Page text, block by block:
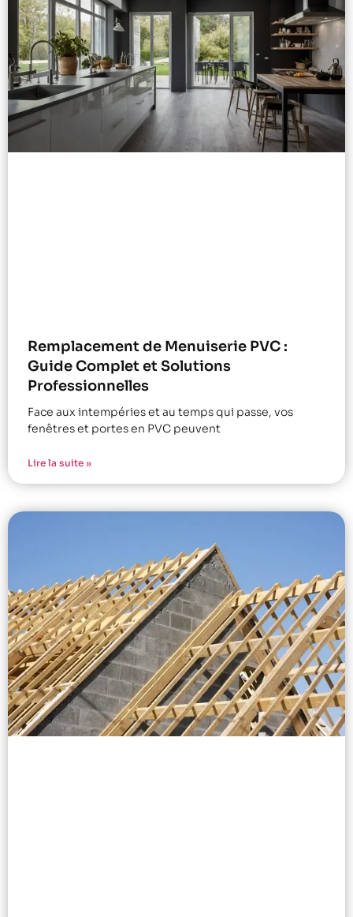
Remplacement de Menuiserie PVC :
Guide Complet et Solutions
Professionnelles
Face aux intempéries et au temps qui passe, vos
fenêtres et portes en PVC peuvent
Lire la suite »